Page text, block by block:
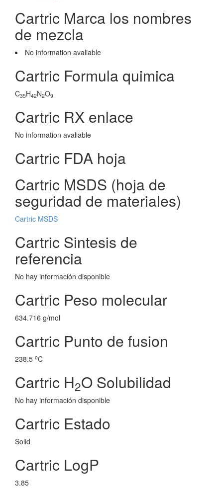
Cartric Marca los nombres
de mezcla
No information avaliable
Cartric Formula quimica
C35H42N2O9
Cartric RX enlace
No information avaliable
Cartric FDA hoja
Cartric MSDS (hoja de
seguridad de materiales)
Cartric MSDS
Cartric Sintesis de
referencia
No hay información disponible
Cartric Peso molecular
634.716 g/mol
Cartric Punto de fusion
238.5 oC
Cartric H2O Solubilidad
No hay información disponible
Cartric Estado
Solid
Cartric LogP
3.85